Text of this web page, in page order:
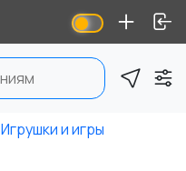
Игрушки и игры